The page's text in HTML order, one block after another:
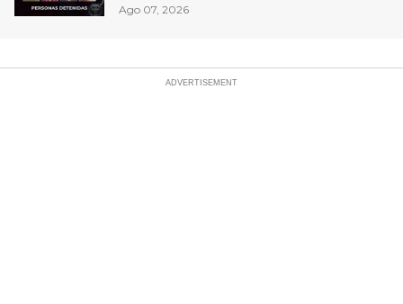
dosis aseguradas en Querétaro
Ago 07, 2026